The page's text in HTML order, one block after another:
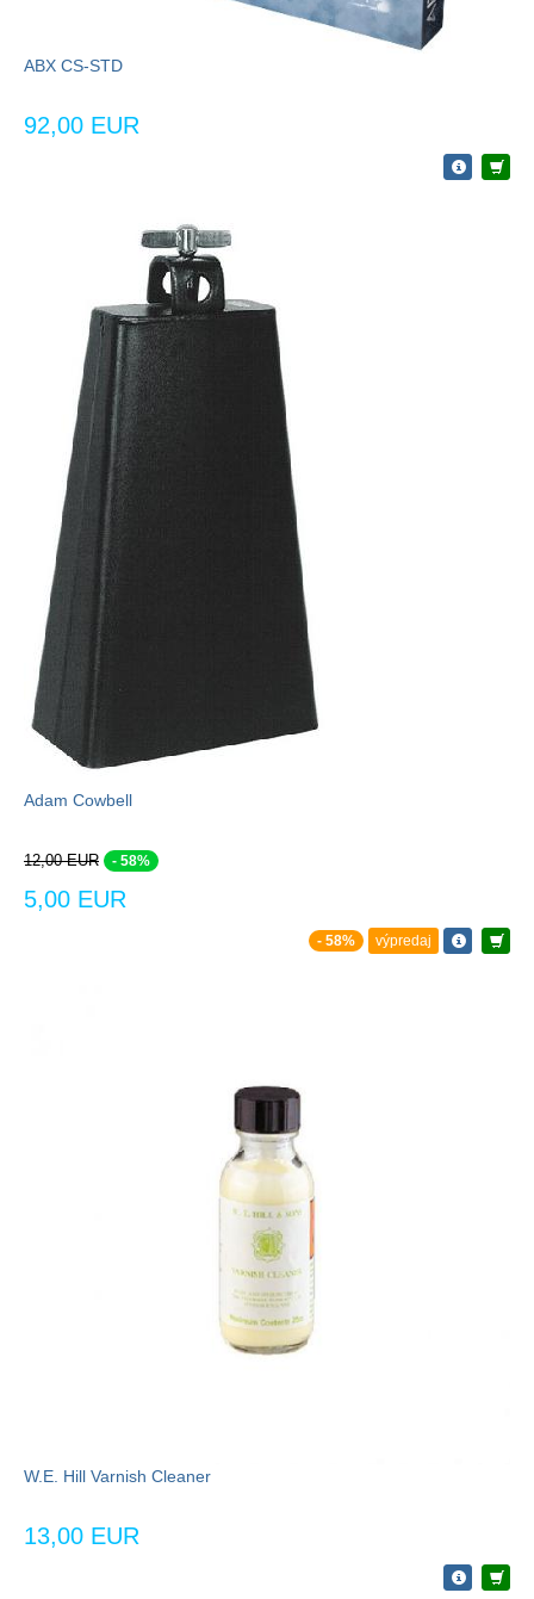
ABX CS-STD
92,00 EUR
Adam Cowbell
12,00 EUR - 58%
5,00 EUR
- 58% výpredaj
W.E. Hill Varnish Cleaner
13,00 EUR